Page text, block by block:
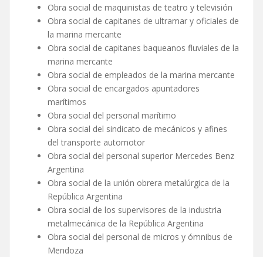
Obra social de maquinistas de teatro y televisión
Obra social de capitanes de ultramar y oficiales de
la marina mercante
Obra social de capitanes baqueanos fluviales de la
marina mercante
Obra social de empleados de la marina mercante
Obra social de encargados apuntadores
marítimos
Obra social del personal marítimo
Obra social del sindicato de mecánicos y afines
del transporte automotor
Obra social del personal superior Mercedes Benz
Argentina
Obra social de la unión obrera metalúrgica de la
República Argentina
Obra social de los supervisores de la industria
metalmecánica de la República Argentina
Obra social del personal de micros y ómnibus de
Mendoza